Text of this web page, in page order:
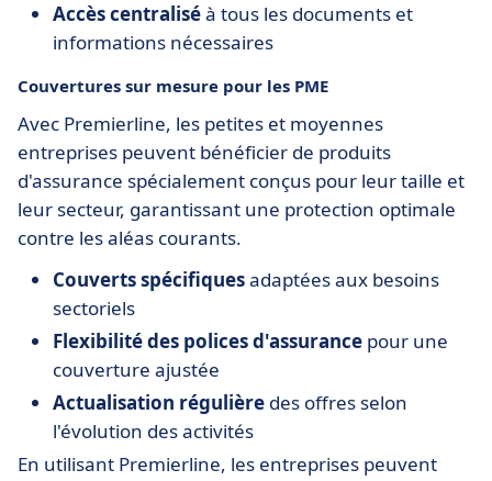
Accès centraliséà tous les documents et
informations nécessaires
Couvertures sur mesure pour les PME
Avec Premierline, les petites et moyennes
entreprises peuvent bénéficier de produits
d'assurance spécialement conçus pour leur taille et
leur secteur, garantissant une protection optimale
contre les aléas courants.
Couverts spécifiquesadaptées aux besoins
sectoriels
Flexibilité des polices d'assurance pour une
couverture ajustée
Actualisation régulière des offres selon
l'évolution des activités
En utilisant Premierline, les entreprises peuvent